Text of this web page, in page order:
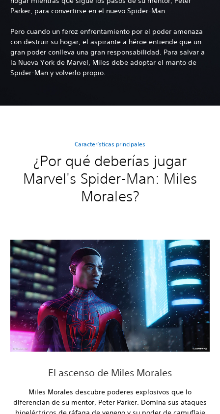
Parker, para convertirse en el nuevo Spider-Man.
Pero cuando un feroz enfrentamiento por el poder amenaza
con destruir su hogar, el aspirante a héroe entiende que un
gran poder conlleva una gran responsabilidad. Para salvar a
la Nueva York de Marvel, Miles debe adoptar el manto de
Spider-Man y volverlo propio.
Características principales
¿Por qué deberías jugar
Marvel's Spider-Man: Miles
Morales?
El ascenso de Miles Morales
Miles Morales descubre poderes explosivos que lo
diferencian de su mentor, Peter Parker. Domina sus ataques